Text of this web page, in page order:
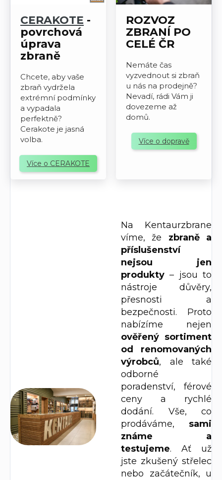
CERAKOTE -
povrchová
úprava
zbraně
Chcete, aby vaše
zbraň vydržela
extrémní podmínky
a vypadala
perfektně?
Cerakote je jasná
volba.
Více o CERAKOTE
ROZVOZ
ZBRANÍ PO
CELÉ ČR
Nemáte čas
vyzvednout si zbraň
u nás na prodejně?
Nevadí, rádi Vám ji
dovezeme až
domů.
Více o dopravě
Na Kentaurzbrane
víme, že zbraně a
příslušenství
nejsou jen
produkty – jsou to
nástroje důvěry,
přesnosti a
bezpečnosti. Proto
nabízíme nejen
ověřený sortiment
od renomovaných
výrobců, ale také
odborné
poradenství, férové
ceny a rychlé
dodání. Vše, co
prodáváme, sami
známe a
testujeme. Ať už
jste zkušený střelec
nebo začátečník, u